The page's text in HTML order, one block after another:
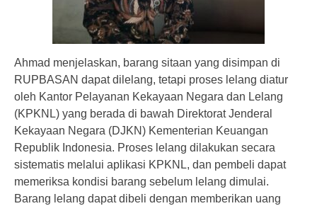
Ahmad menjelaskan, barang sitaan yang disimpan di
RUPBASAN dapat dilelang, tetapi proses lelang diatur
oleh Kantor Pelayanan Kekayaan Negara dan Lelang
(KPKNL) yang berada di bawah Direktorat Jenderal
Kekayaan Negara (DJKN) Kementerian Keuangan
Republik Indonesia. Proses lelang dilakukan secara
sistematis melalui aplikasi KPKNL, dan pembeli dapat
memeriksa kondisi barang sebelum lelang dimulai.
Barang lelang dapat dibeli dengan memberikan uang